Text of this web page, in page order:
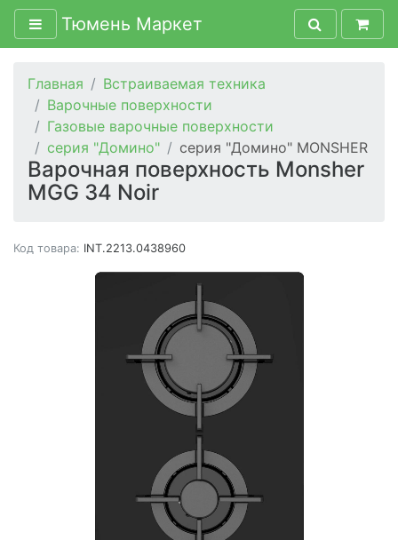
Тюмень Маркет
Главная
Встраиваемая техника
Варочные поверхности
Газовые варочные поверхности
серия "Домино"
серия "Домино" MONSHER
Варочная поверхность Monsher
MGG 34 Noir
Код товара: INT.2213.0438960